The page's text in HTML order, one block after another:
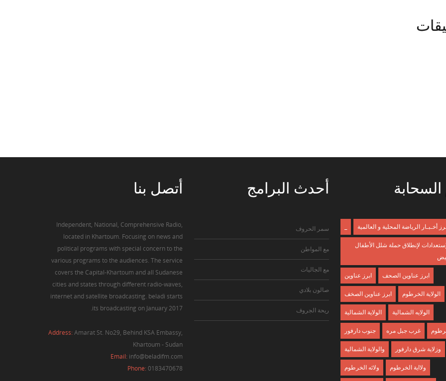
أتصل بنا
Independent, National, Comprehensive Radio,
located in Khartoum. Focusing on news and
political programs with special concern to the
various programs to the audiences. The service
covers the Capital-Khartoum and all Sudanese
cities and states through different radio-waves,
internet and satellite broadcasting. beladi starts
its broadcasting on January 2017.
Address:Amarat St. No29, Behind KSA Embassy,
Khartoum - Sudan
Email: info@beladifm.com
Phone:0183470678
أحدث البرامج
سمر الحروف
مع المواطن
مع الجاليات
صالون بلادي
ريحة الجروف
السحابة
أخـبـار الرياضة المحلية و العالمية
لإنطلاق حملة شلل الأطفال
ابرز عناوين ابرز عناوين الصحف
ابرز عناوين الصخف الولاية الخرطوم
الولاية الشمالية الولايه الشمالية
جنوب دارفور غرب جبل مره
والولاية الشمالية وزلاية شرق دارفور
ولائه الخرطوم ولااية الخرطوم